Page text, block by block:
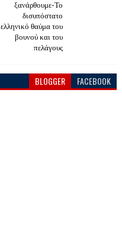
ξανάρθουμε-Το
δισυπόστατο
ελληνικό θαύμα του
βουνού και του
πελάγους
BLOGGER FACEBOOK